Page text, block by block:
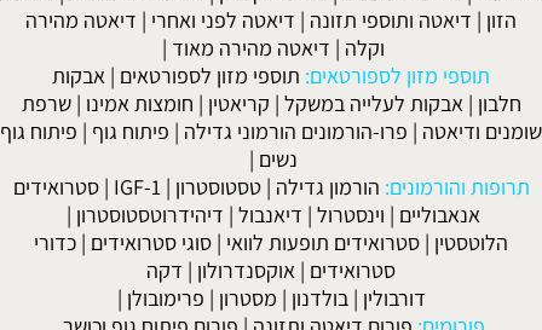
הזון | דיאטה ותוספי תזונה | דיאטה לפני ואחרי | דיאטה מהירה
וקלה | דיאטה מהירה מאוד |
תוספי מזון לספורטאים: תוספי מזון לספורטאים | אבקות
חלבון | אבקות לעלייה במשקל | קריאטין | חומצות אמינו |שרפת
שומנים ודיאטה | פרו-הורמונים הורמוני גדילה | פיתוח גוף | פיתוח גוף
נשים |
תרופות והורמונים: הורמון גדילה |טסטוסטרון |
IGF-1
|סטרואידים
אנאבוליים | וינסטרול | דיאנבול | דיהידרוטסטוסטרון |
הלוטסטין | סטרואידים תופעות לוואי | סוגי סטרואידים | כדורי
סטרואידים | אוקסנדרולון | דקה
דורבולין | בולדנון | מסטרון | פרימובולן |